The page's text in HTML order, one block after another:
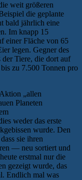
weit größeren
die geplante
bald jährlich eine
Im knapp 15
einer Fläche von 65
legen. Gegner des
der Tiere, die dort auf
zu 7.500 Tonnen pro
„allen
Planeten
weder das erste
wurde. Den
sie ihren
— neu sortiert und
erstmal nur die
gezeigt wurde, das
Endlich mal was